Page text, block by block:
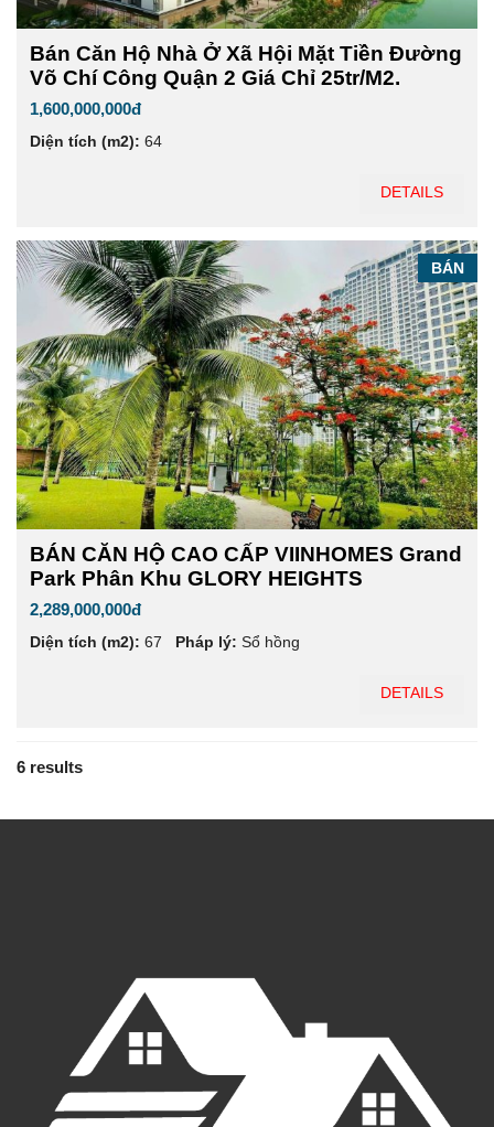
Bán Căn Hộ Nhà Ở Xã Hội Mặt Tiền Đường
Võ Chí Công Quận 2 Giá Chỉ 25tr/m2.
1,600,000,000đ
Diện tích (m2): 64
DETAILS
BÁN
BÁN CĂN HỘ CAO CẤP VIINHOMES Grand
Park Phân Khu GLORY HEIGHTS
2,289,000,000đ
Diện tích (m2): 67 Pháp lý: Sổ hồng
DETAILS
6 results